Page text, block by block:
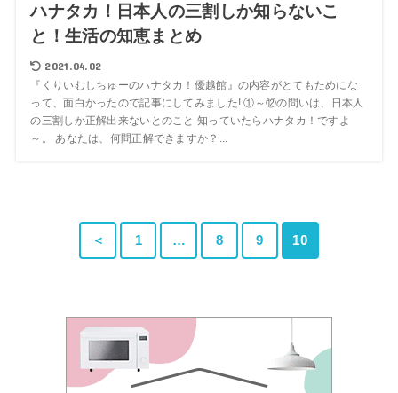
ハナタカ！日本人の三割しか知らないこ
と！生活の知恵まとめ
2021.04.02
『くりいむしちゅーのハナタカ！優越館』の内容がとてもためにな
って、面白かったので記事にしてみました! ①～⑫の問いは、日本人
の三割しか正解出来ないとのこと 知っていたらハナタカ！ですよ
～。 あなたは、何問正解できますか？...
＜ 1 … 8 9 10